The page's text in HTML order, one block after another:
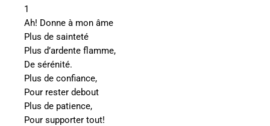
1
Ah! Donne à mon âme
Plus de sainteté
Plus d’ardente flamme,
De sérénité.
Plus de confiance,
Pour rester debout
Plus de patience,
Pour supporter tout!